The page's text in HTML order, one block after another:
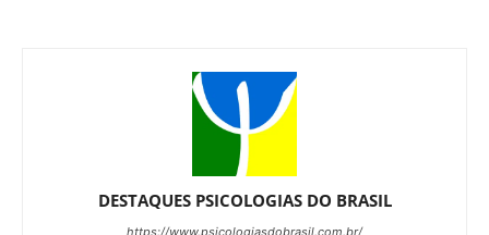
DESTAQUES PSICOLOGIAS DO BRASIL
https://www.psicologiasdobrasil.com.br/